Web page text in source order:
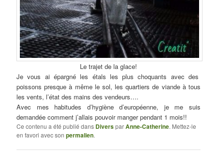
Le trajet de la glace!
Je vous ai épargné les étals les plus choquants avec des
poissons presque à même le sol, les quartiers de viande à tous
les vents, l’état des mains des vendeurs….
Avec mes habitudes d’hygiène d’européenne, je me suis
demandée comment j’allais pouvoir manger pendant 1 mois!!
Ce contenu a été publié dans DiversparAnne-Catherine. Mettez-le
en favori avec sonpermalien.